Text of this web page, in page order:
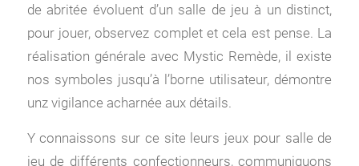
de abritée évoluent d’un salle de jeu à un distinct,
pour jouer, observez complet et cela est pense. La
réalisation générale avec Mystic Remède, il existe
nos symboles jusqu’à l’borne utilisateur, démontre
unz vigilance acharnée aux détails.
Y connaissons sur ce site leurs jeux pour salle de
jeu de différents confectionneurs, communiquons